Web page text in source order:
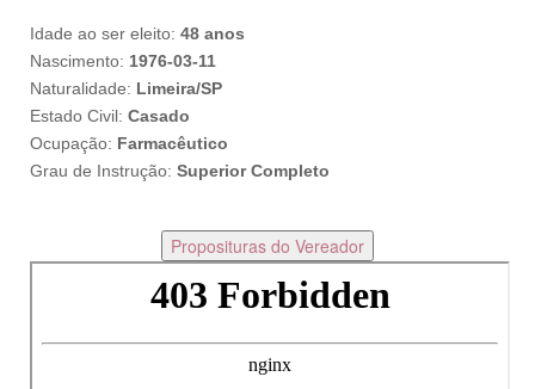
Idade ao ser eleito: 48 anos
Nascimento: 1976-03-11
Naturalidade: Limeira/SP
Estado Civil: Casado
Ocupação: Farmacêutico
Grau de Instrução: Superior Completo
Proposituras do Vereador